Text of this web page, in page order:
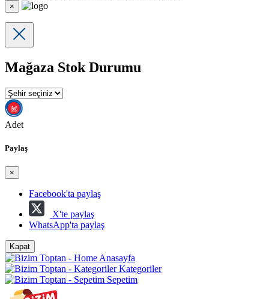
×
Mağaza Stok Durumu
Adet
Paylaş
×
Facebook'ta paylaş
X'te paylaş
WhatsApp'ta paylaş
Kapat
Anasayfa
Kategoriler
Sepetim